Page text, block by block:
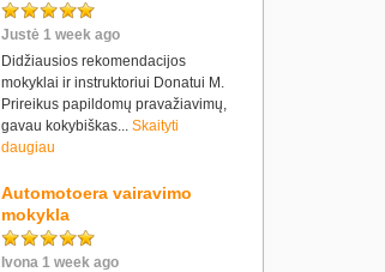
Justė 1 week ago
Didžiausios rekomendacijos
mokyklai ir instruktoriui Donatui M.
Prireikus papildomų pravažiavimų,
gavau kokybiškas... Skaityti
daugiau
Automotoera vairavimo
mokykla
Ivona 1 week ago